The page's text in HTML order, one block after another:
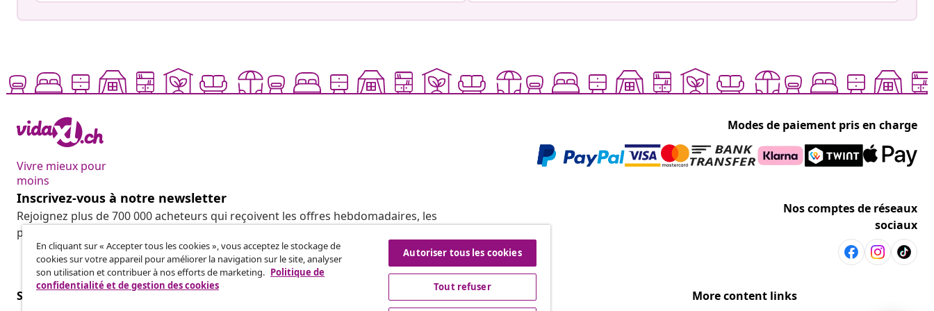
Vivre mieux pour
moins
Modes de paiement pris en charge
Inscrivez-vous à notre newsletter
Rejoignez plus de 700 000 acheteurs qui reçoivent les offres hebdomadaires, les
promotions saisonnières et les nouveautés de vidaXL.
Nos comptes de réseaux
sociaux
Service Clients
vidaXL
More content links
En cliquant sur « Accepter tous les cookies », vous acceptez le stockage de
cookies sur votre appareil pour améliorer la navigation sur le site, analyser
son utilisation et contribuer à nos efforts de marketing. Politique de
confidentialité et de gestion des cookies
Autoriser tous les cookies
Tout refuser